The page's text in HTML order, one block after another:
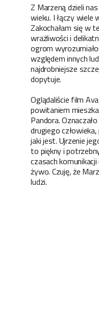
Z Marzeną dzieli
wieku. I łączy wiele
Zakochałam się w
wrażliwości i
ogrom
względem innych
najdrobniejsze
dopytuje.
Oglądaliście film
powitaniem
Pandora.
drugiego
jaki jest. Ujrzenie
to piękny i
czasach
żywo. Czuję, że
ludzi.